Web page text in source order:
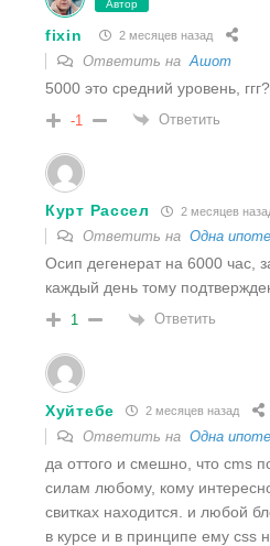
Автор
fixin 2 месяцев назад
Ответить на Ашот
5000 это средний уровень, ггг?
-1 Ответить
Курт Рассел 2 месяцев
Ответить на Одна
Осип дегенерат на 6000 час,
каждый день тому
1 Ответить
Хуйтебе 2 месяцев назад
Ответить на Одна
да оттого и смешно, что cms
силам любому, кому
свитках находится. и любой
в курсе и в принципе ему css